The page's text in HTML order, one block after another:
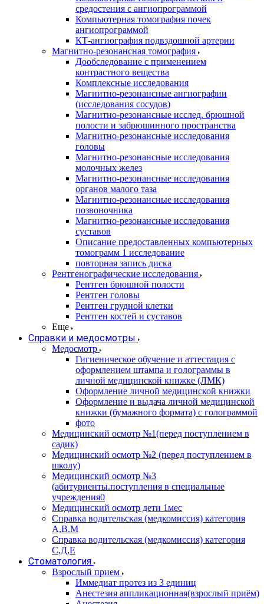
средостения с ангиопрограммой
Компьютерная томография почек
ангиопрограммой
КТ-ангиография подвздошной артерии
Магнитно-резонансная томография
Дообследование с применением
контрастного вещества
Комплексные исследования
Магнитно-резонансные ангиографии
(исследования сосудов)
Магнитно-резонансные исслед. брюшной
полости и забрюшинного пространства
Магнитно-резонансные исследования
головы
Магнитно-резонансные исследования
молочных желез
Магнитно-резонансные исследования
органов малого таза
Магнитно-резонансные исследования
позвоночника
Магнитно-резонансные исследования
суставов
Описание предоставленных компьютерных
томограмм 1 исследование
повторная запись диска
Рентгенографические исследования
Рентген брюшной полости
Рентген головы
Рентген грудной клетки
Рентген костей и суставов
Еще
Справки и медосмотры
Медосмотр
Гигиеническое обучение и аттестация с
оформлением штампа и голограммы в
личной медицинской книжке (ЛМК)
Оформление личной медицинской книжки
Оформление и выдача личной медицинской
книжки (бумажного формата) с голограммой
фото
Медицинский осмотр №1(перед поступлением в
садик)
Медицинский осмотр №2 (перед поступлением в
школу)
Медицинский осмотр №3
(абитуриенты.поступления в специальные
учреждения0
Медицинский осмотр дети 1мес
Справка водительская (медкомиссия) категория
А,В.М
Справка водительская (медкомиссия) категория
С,Д,Е
Стоматология
Взрослый прием
Иммедиат протез из 3 единиц
Анестезия аппликационная(взрослый приём)